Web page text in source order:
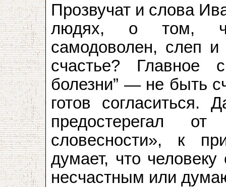
Прозвучат и слова
людях, о том,
самодоволен, слеп
счастье? Главное
болезни” — не быть
готов
предостерегал
словесности», к
думает, что человеку
несчастным или